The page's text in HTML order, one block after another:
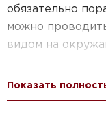
обязательно
можно
видом на
Показать